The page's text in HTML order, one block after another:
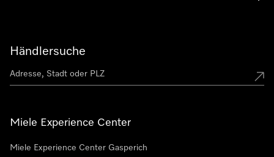
Händlersuche
Miele Experience Center
Miele Experience Center Gasperich